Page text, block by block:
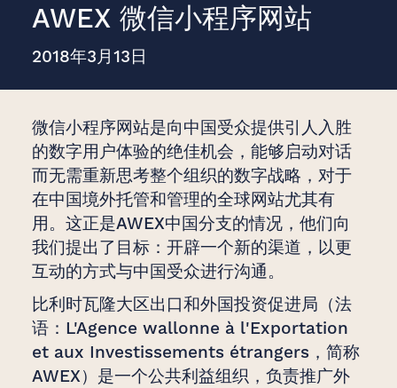
AWEX 微信小程序网站
2018年3月13日
微信小程序网站是向中国受众提供引人入胜
的数字用户体验的绝佳机会，能够启动对话
而无需重新思考整个组织的数字战略，对于
在中国境外托管和管理的全球网站尤其有
用。这正是AWEX中国分支的情况，他们向
我们提出了目标：开辟一个新的渠道，以更
互动的方式与中国受众进行沟通。
比利时瓦隆大区出口和外国投资促进局（法
语：L'Agence wallonne à l'Exportation
et aux Investissements étrangers，简称
AWEX）是一个公共利益组织，负责推广外